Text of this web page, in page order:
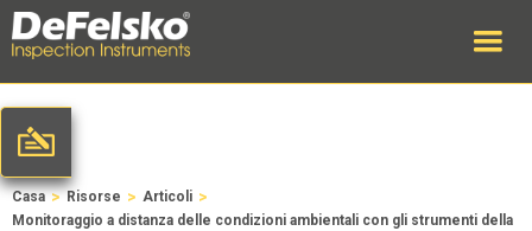
Casa > Risorse > Articoli >
Monitoraggio a distanza delle condizioni ambientali con gli strumenti della